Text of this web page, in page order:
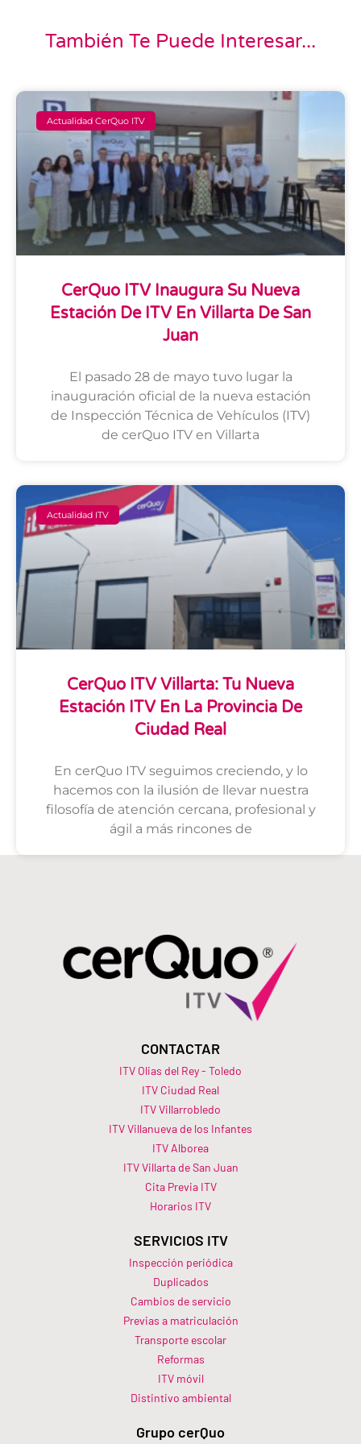
También Te Puede Interesar...
Actualidad CerQuo ITV
CerQuo ITV Inaugura Su Nueva
Estación De ITV En Villarta De San
Juan
El pasado 28 de mayo tuvo lugar la
inauguración oficial de la nueva estación
de Inspección Técnica de Vehículos (ITV)
de cerQuo ITV en Villarta
Actualidad ITV
CerQuo ITV Villarta: Tu Nueva
Estación ITV En La Provincia De
Ciudad Real
En cerQuo ITV seguimos creciendo, y lo
hacemos con la ilusión de llevar nuestra
filosofía de atención cercana, profesional y
ágil a más rincones de
CONTACTAR
ITV Olias del Rey - Toledo
ITV Ciudad Real
ITV Villarrobledo
ITV Villanueva de los Infantes
ITV Alborea
ITV Villarta de San Juan
Cita Previa ITV
Horarios ITV​
SERVICIOS ITV
Inspección periódica
Duplicados
Cambios de servicio
Previas a matriculación
Transporte escolar
Reformas
ITV móvil
Distintivo ambiental
Grupo cerQuo